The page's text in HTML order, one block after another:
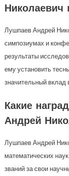
Николаевич
Лушпаев Андрей
симпозиумах и
результаты
ему установить
значительный вклад
Какие
Андрей
Лушпаев Андрей
математических
званий за свои